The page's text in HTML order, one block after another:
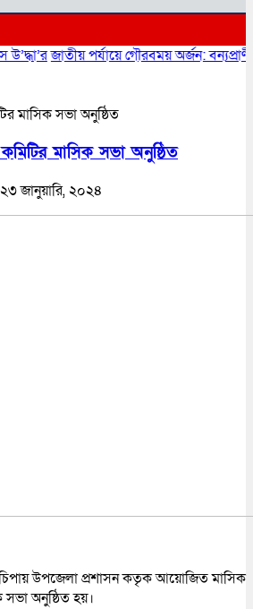
পর্যায়ে গৌরবময় অর্জন: বন্যপ্রাণী সংরক্ষণে
মাসিক সভা অনুষ্ঠিত
মাসিক সভা অনুষ্ঠিত
জানুয়ারি, ২০২৪
উপজেলা প্রশাসন কতৃক আয়োজিত মাসিক
অনুষ্ঠিত হয়।